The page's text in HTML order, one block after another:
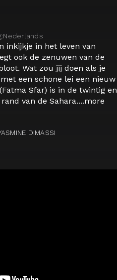
Nederlands
inkijkje in het leven van
ook de zenuwen van de
Wat zou jij doen als je
een schone lei een nieuw
Sfar) is in de twintig en
van de Sahara....more
DIMASSI